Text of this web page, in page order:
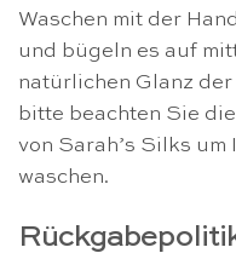
Waschen mit der
und bügeln es auf
natürlichen Glanz
bitte beachten Sie
von Sarah’s Silks
waschen.